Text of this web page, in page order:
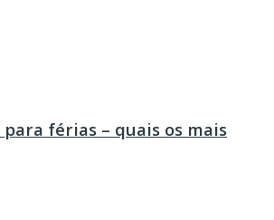
férias – quais os mais